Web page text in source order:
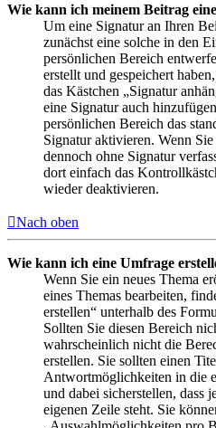
Wie kann ich meinem Beitrag
Um eine Signatur an Ihren
zunächst eine solche in den
persönlichen Bereich
erstellt und gespeichert
das Kästchen „Signatur
eine Signatur auch
persönlichen Bereich das
Signatur aktivieren. Wenn
dennoch ohne Signatur
dort einfach das
wieder deaktivieren.
Nach oben
Wie kann ich eine Umfrage
Wenn Sie ein neues Thema
eines Themas bearbeiten,
erstellen“ unterhalb des
Sollten Sie diesen Bereich
wahrscheinlich nicht die
erstellen. Sie sollten einen
Antwortmöglichkeiten in die
und dabei sicherstellen, dass
eigenen Zeile steht. Sie